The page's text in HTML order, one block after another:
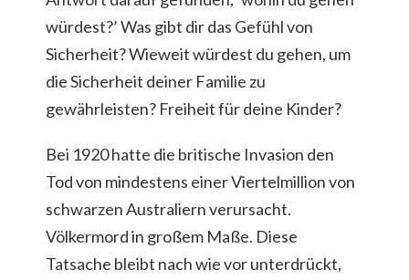
würdest?’ Was gibt dir das Gefühl von
Sicherheit? Wieweit würdest du gehen, um
die Sicherheit deiner Familie zu
gewährleisten? Freiheit für deine Kinder?
Bei 1920 hatte die britische Invasion den
Tod von mindestens einer Viertelmillion von
schwarzen Australiern verursacht.
Völkermord in großem Maße. Diese
Tatsache bleibt nach wie vor unterdrückt,